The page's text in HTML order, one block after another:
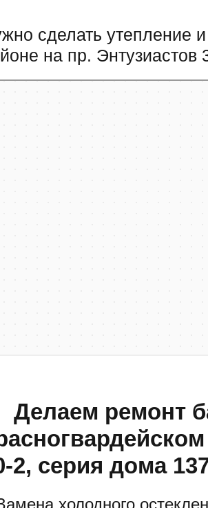
сделать утепление
на пр. Энтузиастов
Делаем ремонт
2, серия дома
холодного